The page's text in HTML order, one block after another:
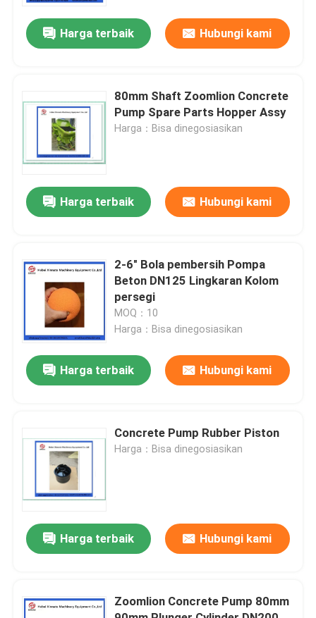
Rumah
Video
Tentang kita
Wisata pabrik
Hubungi kami
Quote request suatu
Bagian Pompa Beton Schwing
Harga terbaik Hubungi kami
80mm Shaft Zoomlion Concrete
Pump Spare Parts Hopper Assy
Harga：Bisa dinegosiasikan
Harga terbaik Hubungi kami
2-6" Bola pembersih Pompa
Beton DN125 Lingkaran Kolom
persegi
MOQ：10
Harga：Bisa dinegosiasikan
Harga terbaik Hubungi kami
Concrete Pump Rubber Piston
Harga：Bisa dinegosiasikan
Harga terbaik Hubungi kami
Zoomlion Concrete Pump 80mm